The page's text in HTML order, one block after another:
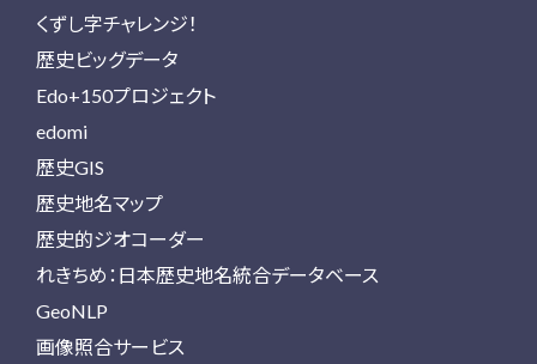
くずし字チャレンジ！
歴史ビッグデータ
Edo+150プロジェクト
edomi
歴史GIS
歴史地名マップ
歴史的ジオコーダー
れきちめ：日本歴史地名統合データベース
GeoNLP
画像照合サービス